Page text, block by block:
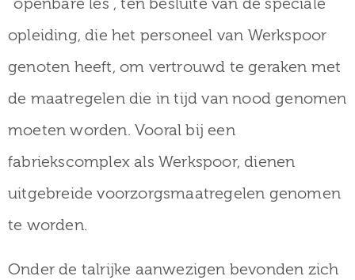
‘‘openbare les”, ten besluite van de speciale
opleiding, die het personeel van Werkspoor
genoten heeft, om vertrouwd te geraken met
de maatregelen die in tijd van nood genomen
moeten worden. Vooral bij een
fabriekscomplex als Werkspoor, dienen
uitgebreide voorzorgsmaatregelen genomen
te worden.
Onder de talrijke aanwezigen bevonden zich